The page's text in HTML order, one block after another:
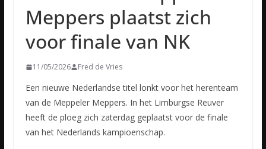
Meppers plaatst zich
voor finale van NK
11/05/2026 Fred de Vries
Een nieuwe Nederlandse titel lonkt voor het herenteam
van de Meppeler Meppers. In het Limburgse Reuver
heeft de ploeg zich zaterdag geplaatst voor de finale
van het Nederlands kampioenschap.